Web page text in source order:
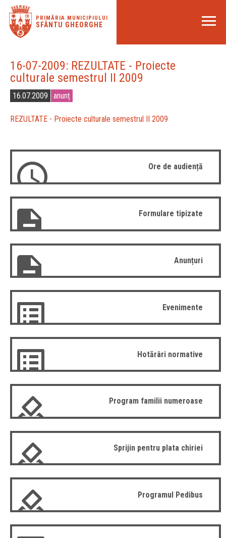
PRIMĂRIA MUNICIPIULUI
SFÂNTU GHEORGHE
16-07-2009: REZULTATE - Proiecte
culturale semestrul II 2009
16.07.2009 anunț
REZULTATE - Proiecte culturale semestrul II 2009
Ore de audiență
Formulare tipizate
Anunțuri
Evenimente
Hotărâri normative
Program familii numeroase
Sprijin pentru plata chiriei
Programul Pedibus